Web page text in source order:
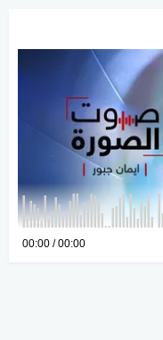
0
00:00 00:00